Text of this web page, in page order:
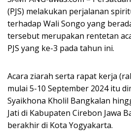
(PJS) melakukan perjalanan
terhadap Wali Songo yang
tersebut merupakan rentetan
PJS yang ke-3 pada tahun ini.
Acara ziarah serta rapat kerja
mulai 5-10 September 2024 itu
Syaikhona Kholil Bangkalan
Jati di Kabupaten Cirebon Jawa
berakhir di Kota Yogyakarta.